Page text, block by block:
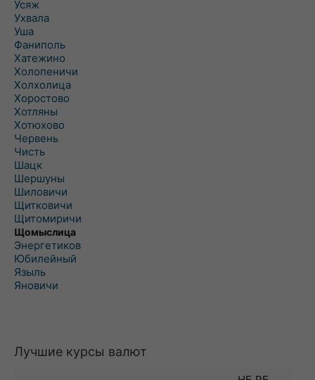
Усяж
Ухвала
Уша
Фаниполь
Хатежино
Холопеничи
Холхолица
Хоростово
Хотляны
Хотюхово
Червень
Чисть
Шацк
Шершуны
Шиловичи
Щитковичи
Щитомиричи
Щомыслица
Энергетиков
Юбилейный
Языль
Яновичи
Лучшие курсы валют